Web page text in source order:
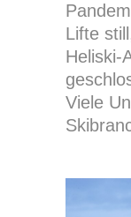
Lifte
Heliski-
Viele